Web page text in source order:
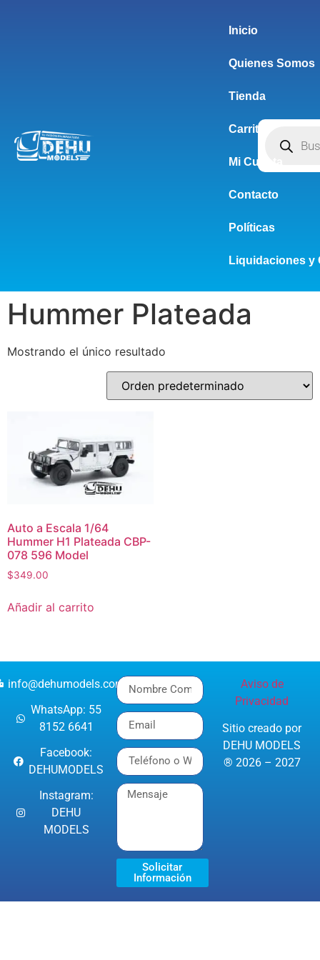
Inicio
Quienes Somos
Tienda
Carrito
Mi Cuenta
Contacto
Políticas
Liquidaciones y
Hummer Plateada
Mostrando el único resultado
Auto a Escala 1/64
Hummer H1 Plateada CBP-
078 596 Model
$349.00
Añadir al carrito
info@dehumodels.com
WhatsApp: 55
8152 6641
Facebook:
DEHUMODELS
Instagram:
DEHU
MODELS
Solicitar
Información
Aviso de
Privacidad
Sitio creado por
DEHU MODELS
® 2026 – 2027